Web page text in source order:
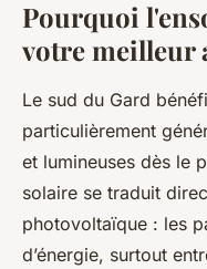
Pourquoi
votre meilleur
Le sud du Gard
particulièrement
et lumineuses dès le
solaire se traduit
photovoltaïque : les
d’énergie, surtout